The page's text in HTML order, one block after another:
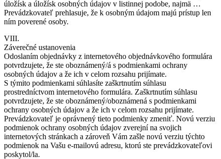
úložísk a úložísk osobných údajov v listinnej podobe, najmä …
Prevádzkovateľ prehlasuje, že k osobným údajom majú prístup len
ním poverené osoby.
VIII.
Záverečné ustanovenia
Odoslaním objednávky z internetového objednávkového formulára
potvrdzujete, že ste oboznámený/á s podmienkami ochrany
osobných údajov a že ich v celom rozsahu prijímate.
S týmito podmienkami súhlasíte zaškrtnutím súhlasu
prostredníctvom internetového formulára. Zaškrtnutím súhlasu
potvrdzujete, že ste oboznámený/oboznámená s podmienkami
ochrany osobných údajov a že ich v celom rozsahu prijímate.
Prevádzkovateľ je oprávnený tieto podmienky zmeniť. Novú verziu
podmienok ochrany osobných údajov zverejní na svojich
internetových stránkach a zároveň Vám zašle novú verziu týchto
podmienok na Vašu e-mailovú adresu, ktorú ste prevádzkovateľovi
poskytol/la.